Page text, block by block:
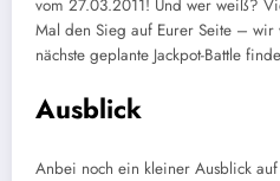
vom 27.03.2011! Und wer weiß?
Mal den Sieg auf Eurer Seite – wir
nächste geplante Jackpot-Battle
Ausblick
Anbei noch ein kleiner Ausblick